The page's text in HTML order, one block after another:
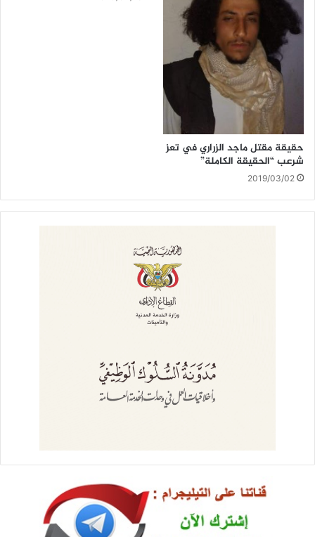
حقيقة مقتل ماجد الزراري في تعز
شرعب “الحقيقة الكاملة”
2019/03/02